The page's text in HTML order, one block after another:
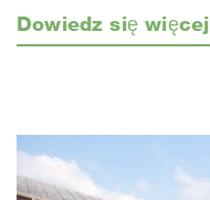
Dowiedz się więcej